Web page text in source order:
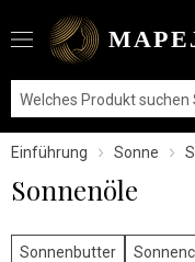
Einführung Sonne
Sonnenöle
Sonnenbutter